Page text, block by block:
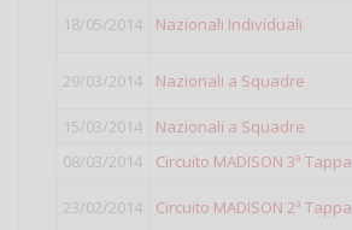
18/05/2014 Nazionali Individuali
29/03/2014 Nazionali a Squadre
15/03/2014 Nazionali a Squadre
08/03/2014
Circuito MADISON 3ª Tappa
23/02/2014 Circuito MADISON 2ª Tappa